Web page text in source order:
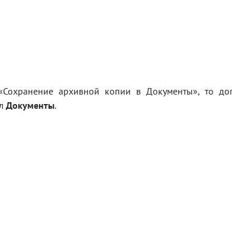
архивной копии в Документы», то
Документы.